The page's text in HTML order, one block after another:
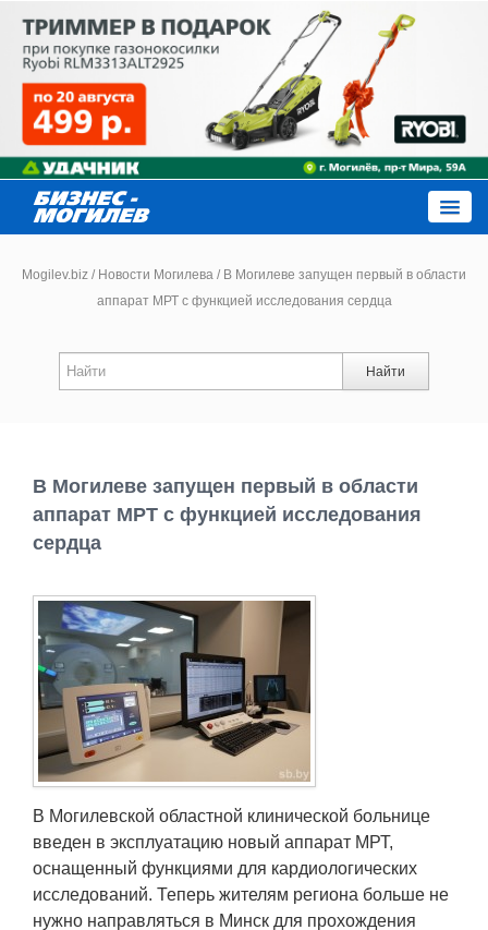
Новости
Работа
Объявления
Транспорт
Погода
Курсы валют
Еще
Mogilev.biz / Новости Могилева /В Могилеве запущен первый в области
аппарат МРТ с функцией исследования сердца
Найти
В Могилеве запущен первый в области
аппарат МРТ с функцией исследования
сердца
В Могилевской областной клинической больнице
введен в эксплуатацию новый аппарат МРТ,
оснащенный функциями для кардиологических
исследований. Теперь жителям региона больше не
нужно направляться в Минск для прохождения